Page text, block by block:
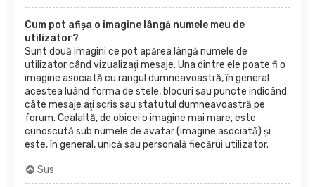
Cum pot afişa o imagine lângă numele meu de
utilizator?
Sunt două imagini ce pot apărea lângă numele de
utilizator când vizualizaţi mesaje. Una dintre ele poate fi o
imagine asociată cu rangul dumneavoastră, în general
acestea luând forma de stele, blocuri sau puncte indicând
câte mesaje aţi scris sau statutul dumneavoastră pe
forum. Cealaltă, de obicei o imagine mai mare, este
cunoscută sub numele de avatar (imagine asociată) şi
este, în general, unică sau personală fiecărui utilizator.
Sus